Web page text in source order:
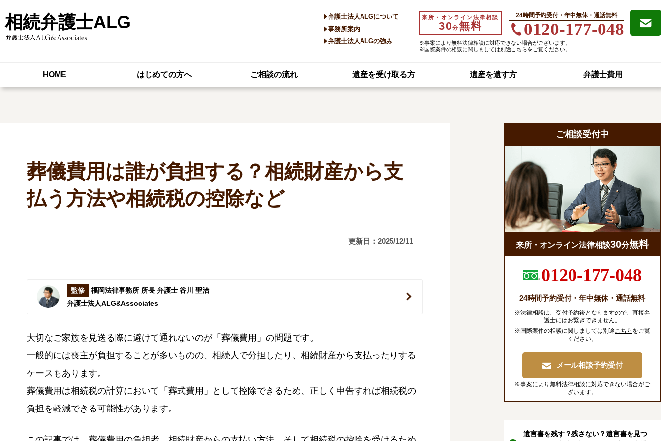
相続弁護士ALG 来所・オンライン法律相談
30分無料
24時間予約受付・年中無休・通話無料
0120-177-048
※事案により無料法律相談に対応できない場合がございます。
※国際案件の相談に関しましては別途 こちらをご覧ください。
弁護士法人ALGについて
事務所案内
弁護士法人ALGの強み
HOME はじめての方へ ご相談の流れ 遺産を受け取る方 遺産を遺す方 弁護士費用
葬儀費用は誰が負担する？相続財産から支
払う方法や相続税の控除など
更新日：2025/12/11
監修
福岡法律事務所 所長 弁護士 谷川 聖治
弁護士法人ALG&Associates
大切なご家族を見送る際に避けて通れないのが「葬儀費用」の問題です。
一般的には喪主が負担することが多いものの、相続人で分担したり、相続財産から支払ったりする
ケースもあります。
葬儀費用は相続税の計算において「葬式費用」として控除できるため、正しく申告すれば相続税の
負担を軽減できる可能性があります。
ご相談受付中
来所・オンライン法律相談30分無料
0120-177-048
24時間予約受付・年中無休・通話無料
※法律相談は、受付予約後となりますので、直接弁
護士にはお繋ぎできません。
※国際案件の相談に関しましては別途こちら をご覧
ください。
メール相談予約受付
※事案により無料法律相談に対応できない場合がご
ざいます。
遺言書を残す？残さない？遺言書を見つ